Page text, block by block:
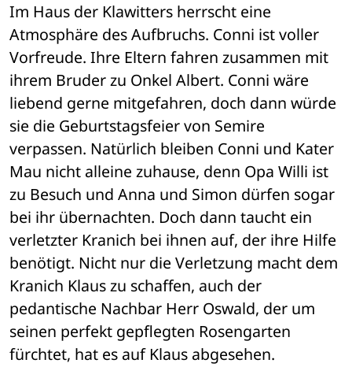
Im Haus der Klawitters herrscht eine
Atmosphäre des Aufbruchs. Conni ist voller
Vorfreude. Ihre Eltern fahren zusammen mit
ihrem Bruder zu Onkel Albert. Conni wäre
liebend gerne mitgefahren, doch dann würde
sie die Geburtstagsfeier von Semire
verpassen. Natürlich bleiben Conni und Kater
Mau nicht alleine zuhause, denn Opa Willi ist
zu Besuch und Anna und Simon dürfen sogar
bei ihr übernachten. Doch dann taucht ein
verletzter Kranich bei ihnen auf, der ihre Hilfe
benötigt. Nicht nur die Verletzung macht dem
Kranich Klaus zu schaffen, auch der
pedantische Nachbar Herr Oswald, der um
seinen perfekt gepflegten Rosengarten
fürchtet, hat es auf Klaus abgesehen.